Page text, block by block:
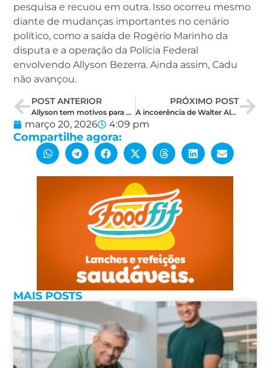
pesquisa e recuou em outra. Isso ocorreu mesmo
diante de mudanças importantes no cenário
político, como a saída de Rogério Marinho da
disputa e a operação da Polícia Federal
envolvendo Allyson Bezerra. Ainda assim, Cadu
não avançou.
POST ANTERIOR
Allyson tem motivos para se preocupar após resultados das pesquisas?
PRÓXIMO POST
A incoerência de Walter Alves que rompeu com o governo, mas não larga o osso
março 20, 2026 4:09 pm
Compartilhe agora:
MAIS POSTS